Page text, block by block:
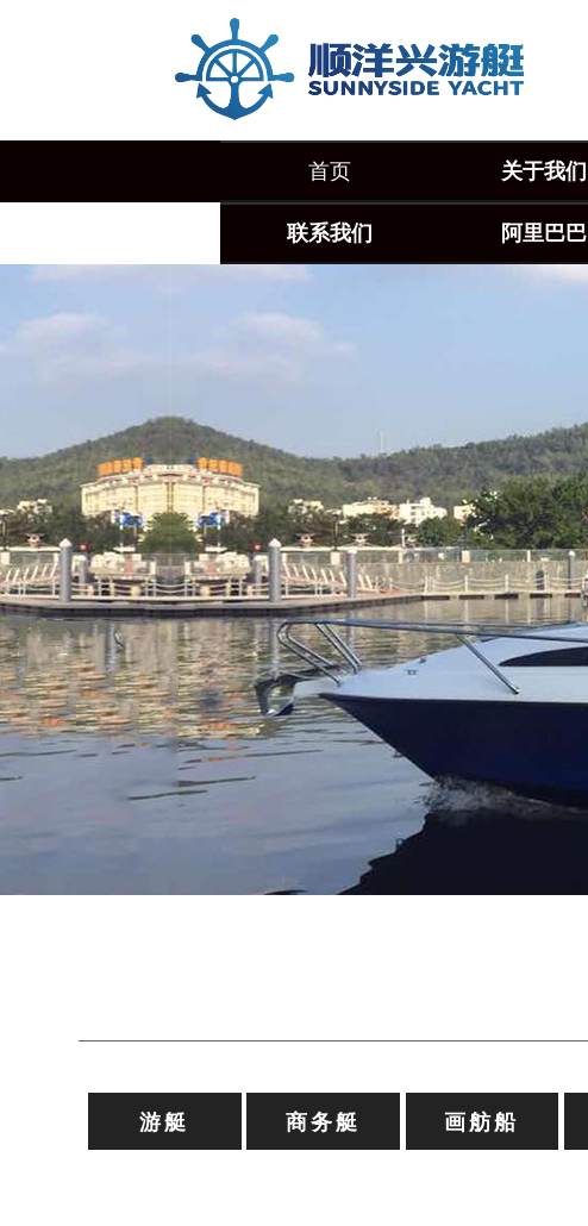
首页 关于我们
联系我们 阿里巴巴
游艇 商务艇 画舫船